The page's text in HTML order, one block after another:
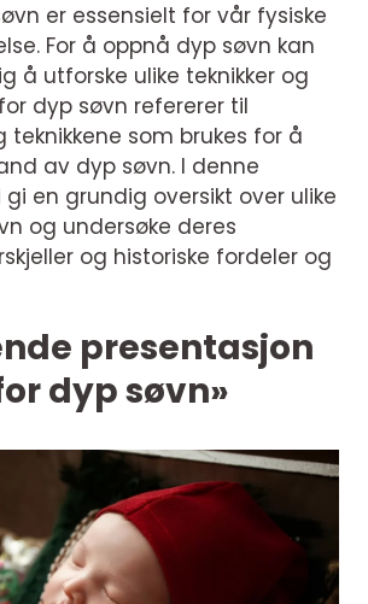
er essensielt for vår fysiske
For å oppnå dyp søvn kan
å utforske ulike teknikker og
dyp søvn refererer til
som brukes for å
av dyp søvn. I denne
gi en grundig oversikt over ulike
og undersøke deres
og historiske fordeler og
presentasjon
dyp søvn»